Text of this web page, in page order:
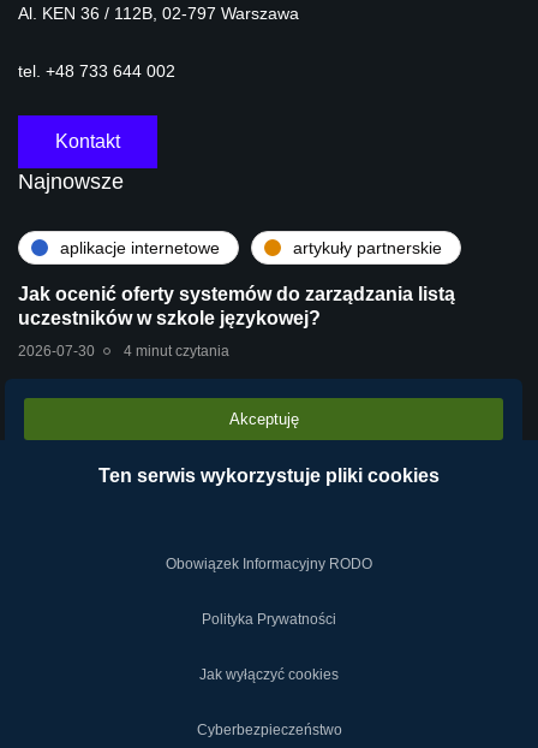
Al. KEN 36 / 112B, 02-797 Warszawa
tel. +48 733 644 002
Kontakt
Najnowsze
aplikacje internetowe artykuły partnerskie
Jak ocenić oferty systemów do zarządzania listą
uczestników w szkole językowej?
2026-07-30 4 minut czytania
technologie
Stara centrala vs Wirtualna Centrala Telefoniczna
Akceptuję
Ten serwis wykorzystuje pliki cookies
Obowiązek Informacyjny RODO
Polityka Prywatności
Jak wyłączyć cookies
Cyberbezpieczeństwo